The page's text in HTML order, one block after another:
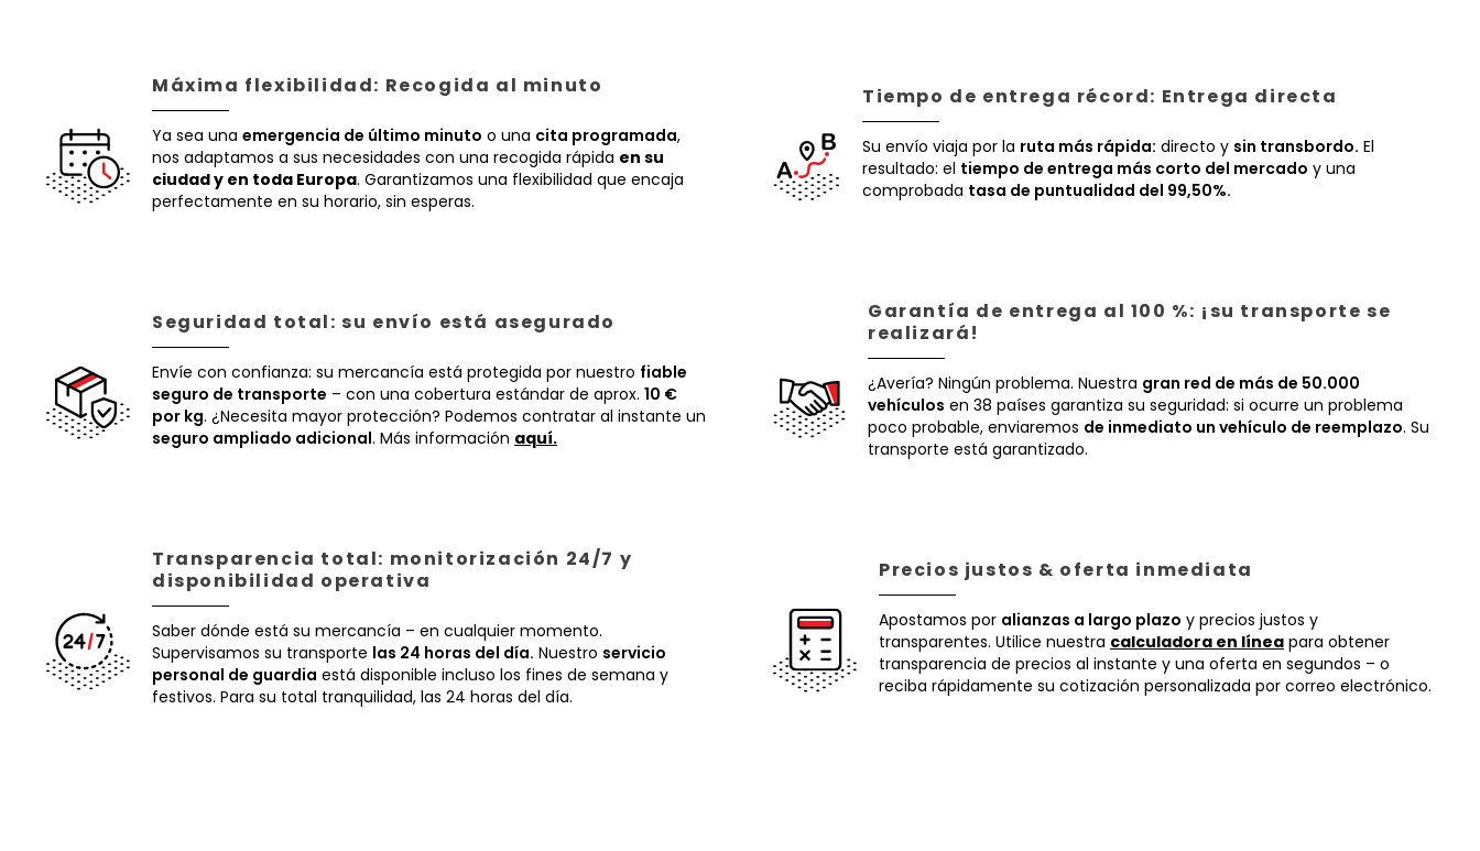
Máxima flexibilidad: Recogida al minuto
Ya sea una emergencia de último minuto o una cita programada,
nos adaptamos a sus necesidades con una recogida rápida en su
ciudad y en toda Europa. Garantizamos una flexibilidad que encaja
perfectamente en su horario, sin esperas.
Tiempo de entrega récord: Entrega directa
Su envío viaja por la ruta más rápida: directo y sin transbordo. El
resultado: el tiempo de entrega más corto del mercado y una
comprobada tasa de puntualidad del 99,50%.
Seguridad total: su envío está asegurado
Envíe con confianza: su mercancía está protegida por nuestro fiable
seguro de transporte – con una cobertura estándar de aprox. 10 €
por kg. ¿Necesita mayor protección? Podemos contratar al instante un
seguro ampliado adicional. Más información aquí.
Garantía de entrega al 100 %: ¡su transporte se
realizará!
¿Avería? Ningún problema. Nuestra gran red de más de 50.000
vehículos en 38 países garantiza su seguridad: si ocurre un problema
poco probable, enviaremos de inmediato un vehículo de reemplazo. Su
transporte está garantizado.
Transparencia total: monitorización 24/7 y
disponibilidad operativa
Saber dónde está su mercancía – en cualquier momento.
Supervisamos su transporte las 24 horas del día. Nuestro servicio
personal de guardia está disponible incluso los fines de semana y
festivos. Para su total tranquilidad, las 24 horas del día.
Precios justos & oferta inmediata
Apostamos por alianzas a largo plazo y precios justos y
transparentes. Utilice nuestra calculadora en línea para obtener
transparencia de precios al instante y una oferta en segundos – o
reciba rápidamente su cotización personalizada por correo electrónico.